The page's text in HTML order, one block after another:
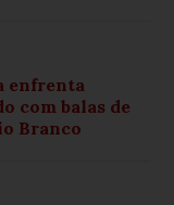
enfrenta
com balas de
Branco